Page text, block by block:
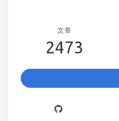
文章
2473